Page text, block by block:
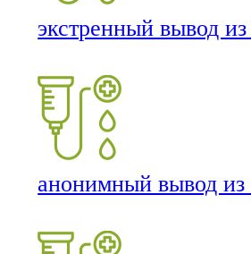
экстренный вывод из
анонимный вывод из